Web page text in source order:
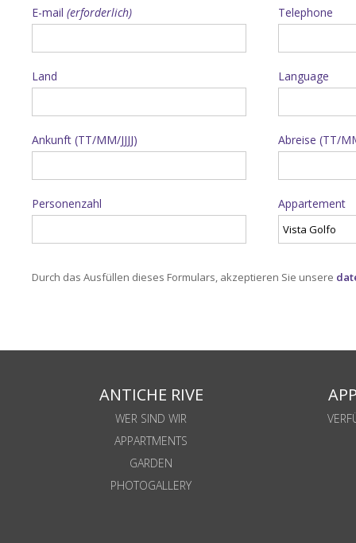
E-mail (erforderlich) Telephone
Land Language
Ankunft (TT/MM/JJJJ) Abreise (TT/
Personenzahl Appartement
Vista Golfo
Durch das Ausfüllen dieses Formulars, akzeptieren Sie unsere
ANTICHE RIVE
WER SIND WIR
APPARTMENTS
GARDEN
PHOTOGALLERY